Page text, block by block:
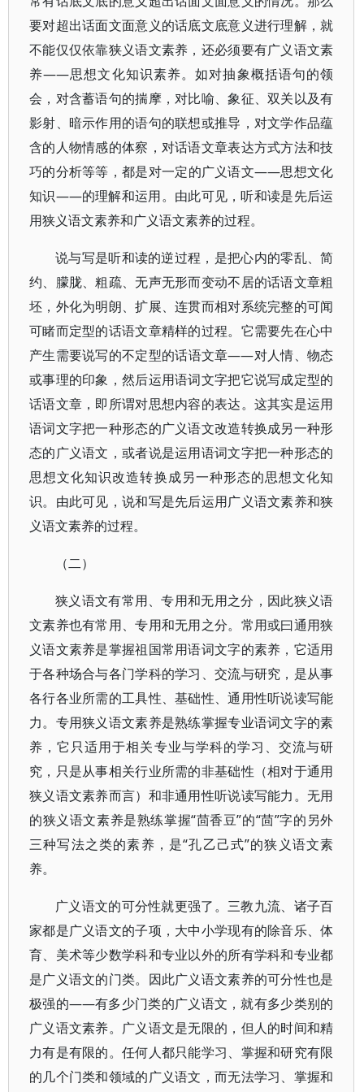
要对超出话面文面意义的话底文底意义进行理解，就
不能仅仅依靠狭义语文素养，还必须要有广义语文素
养——思想文化知识素养。如对抽象概括语句的领
会，对含蓄语句的揣摩，对比喻、象征、双关以及有
影射、暗示作用的语句的联想或推导，对文学作品蕴
含的人物情感的体察，对话语文章表达方式方法和技
巧的分析等等，都是对一定的广义语文——思想文化
知识——的理解和运用。由此可见，听和读是先后运
用狭义语文素养和广义语文素养的过程。
说与写是听和读的逆过程，是把心内的零乱、简
约、朦胧、粗疏、无声无形而变动不居的话语文章粗
坯，外化为明朗、扩展、连贯而相对系统完整的可闻
可睹而定型的话语文章精样的过程。它需要先在心中
产生需要说写的不定型的话语文章——对人情、物态
或事理的印象，然后运用语词文字把它说写成定型的
话语文章，即所谓对思想内容的表达。这其实是运用
语词文字把一种形态的广义语文改造转换成另一种形
态的广义语文，或者说是运用语词文字把一种形态的
思想文化知识改造转换成另一种形态的思想文化知
识。由此可见，说和写是先后运用广义语文素养和狭
义语文素养的过程。
（二）
狭义语文有常用、专用和无用之分，因此狭义语
文素养也有常用、专用和无用之分。常用或曰通用狭
义语文素养是掌握祖国常用语词文字的素养，它适用
于各种场合与各门学科的学习、交流与研究，是从事
各行各业所需的工具性、基础性、通用性听说读写能
力。专用狭义语文素养是熟练掌握专业语词文字的素
养，它只适用于相关专业与学科的学习、交流与研
究，只是从事相关行业所需的非基础性（相对于通用
狭义语文素养而言）和非通用性听说读写能力。无用
的狭义语文素养是熟练掌握“茴香豆”的“茴”字的另外
三种写法之类的素养，是“孔乙己式”的狭义语文素
养。
广义语文的可分性就更强了。三教九流、诸子百
家都是广义语文的子项，大中小学现有的除音乐、体
育、美术等少数学科和专业以外的所有学科和专业都
是广义语文的门类。因此广义语文素养的可分性也是
极强的——有多少门类的广义语文，就有多少类别的
广义语文素养。广义语文是无限的，但人的时间和精
力有是有限的。任何人都只能学习、掌握和研究有限
的几个门类和领域的广义语文，而无法学习、掌握和